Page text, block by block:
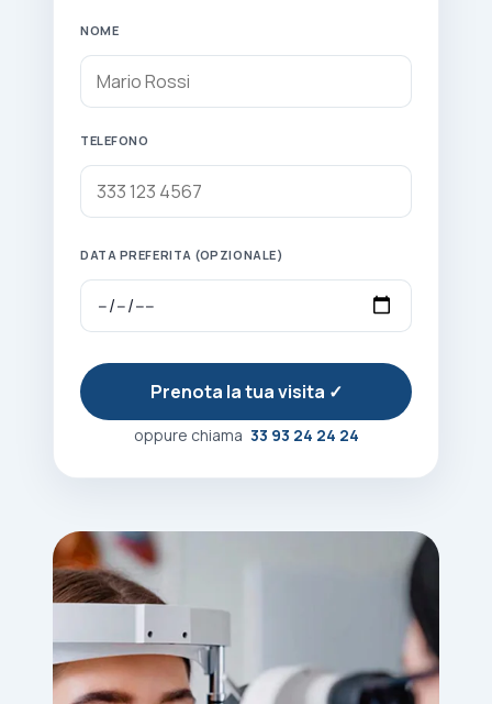
NOME
TELEFONO
DATA PREFERITA (OPZIONALE)
oppure chiama 33 93 24 24 24